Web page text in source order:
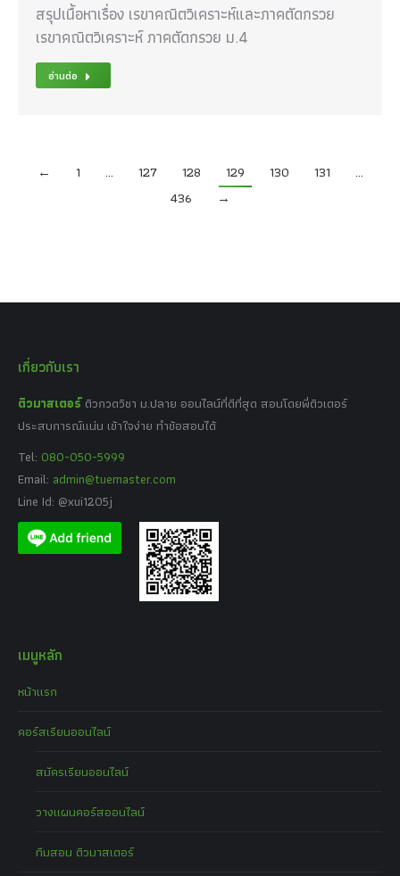
สรุปเนื้อหาเรื่อง เรขาคณิตวิเคราะห์และภาคตัดกรวย
เรขาคณิตวิเคราะห์ ภาคตัดกรวย ม.4
อ่านต่อ
← 1 … 127 128 129 130 131
…
436
→
เกี่ยวกับเรา
ติวมาสเตอร์ ติวกวดวิชา ม.ปลาย ออนไลน์ที่ดีที่สุด สอนโดยพี่ติวเตอร์
ประสบการณ์แน่น เข้าใจง่าย ทำข้อสอบได้
Tel: 080-050-5999
Email: admin@tuemaster.com
Line Id: @xui1205j
เมนูหลัก
หน้าแรก
คอร์สเรียนออนไลน์
สมัครเรียนออนไลน์
วางแผนคอร์สออนไลน์
ทีมสอน ติวมาสเตอร์